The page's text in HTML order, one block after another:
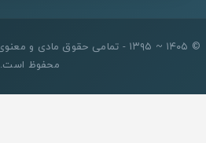
© ۱۴۰۵ ~ ۱۳۹۵ - تمامی حقوق مادی و معنوی برای فروشگاه اینترنتی
محفوظ است.